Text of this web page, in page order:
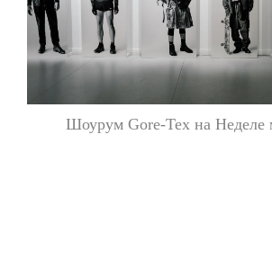
Шоурум Gore-Tex на